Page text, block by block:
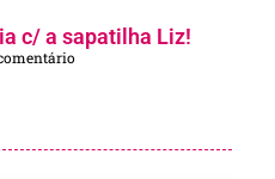
c/ a sapatilha Liz!